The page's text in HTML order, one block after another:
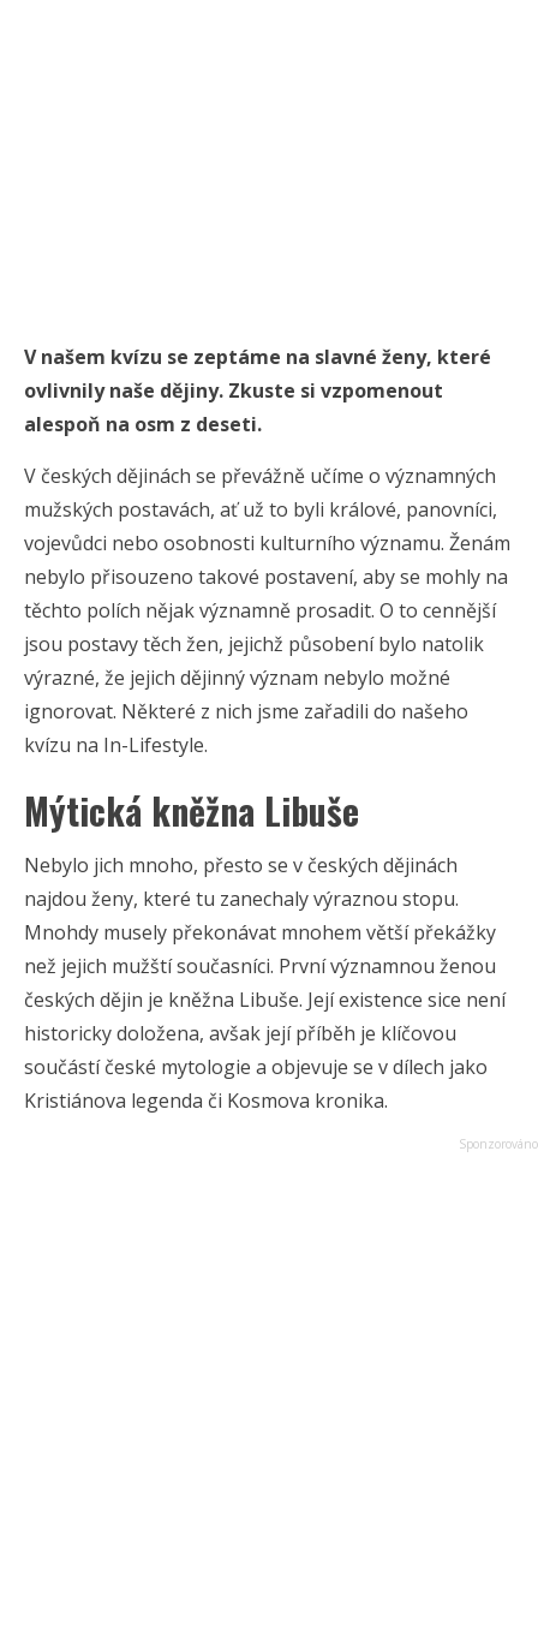
V našem kvízu se zeptáme na slavné ženy, které
ovlivnily naše dějiny. Zkuste si vzpomenout
alespoň na osm z deseti.
V českých dějinách se převážně učíme o významných
mužských postavách, ať už to byli králové, panovníci,
vojevůdci nebo osobnosti kulturního významu. Ženám
nebylo přisouzeno takové postavení, aby se mohly na
těchto polích nějak významně prosadit. O to cennější
jsou postavy těch žen, jejichž působení bylo natolik
výrazné, že jejich dějinný význam nebylo možné
ignorovat. Některé z nich jsme zařadili do našeho
kvízu na In-Lifestyle.
Mýtická kněžna Libuše
Nebylo jich mnoho, přesto se v českých dějinách
najdou ženy, které tu zanechaly výraznou stopu.
Mnohdy musely překonávat mnohem větší překážky
než jejich mužští současníci. První významnou ženou
českých dějin je kněžna Libuše. Její existence sice není
historicky doložena, avšak její příběh je klíčovou
součástí české mytologie a objevuje se v dílech jako
Kristiánova legenda či Kosmova kronika.